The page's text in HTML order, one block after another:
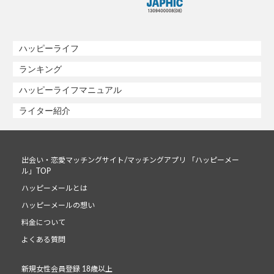
ハッピーライフ
ランキング
ハッピーライフマニュアル
ライター紹介
出会い・恋愛マッチングサイト/マッチングアプリ 「ハッピーメー
ル」TOP
ハッピーメールとは
ハッピーメールの想い
料金について
よくある質問
新規女性会員登録 18歳以上